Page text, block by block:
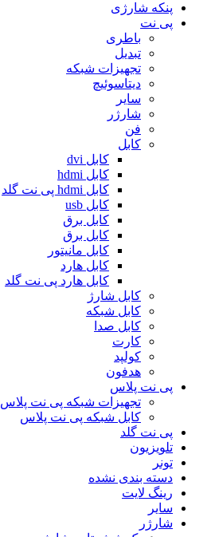
پنکه شارژی
پی نت
باطری
تبدیل
تجهیزات شبکه
دیتاسوئیچ
سایر
شارژر
فن
کابل
کابل dvi
کابل hdmi
کابل hdmi پی نت گلد
کابل usb
کابل برق
کابل برق
کابل مانیتور
کابل هارد
کابل هارد پی نت گلد
کابل شارژ
کابل شبکه
کابل صدا
کارت
کولپد
هدفون
پی نت پلاس
تجهیزات شبکه پی نت پلاس
کابل شبکه پی نت پلاس
پی نت گلد
تلویزیون
تونر
دسته بندی نشده
رینگ لایت
سایر
شارژر